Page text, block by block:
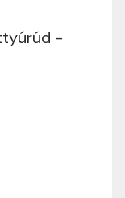
-
választottátok
szállítási
és
hosszabb
termék súlyától